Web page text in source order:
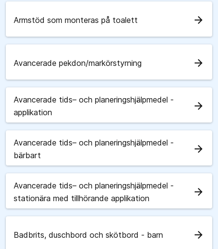
Armstöd som monteras på toalett arrow_forward
Avancerade pekdon/markörstyrning arrow_forward
Avancerade tids– och planeringshjälpmedel -
applikation
arrow_forward
Avancerade tids– och planeringshjälpmedel -
bärbart
arrow_forward
Avancerade tids– och planeringshjälpmedel -
stationära med tillhörande applikation
arrow_forward
Badbrits, duschbord och skötbord - barn arrow_forward